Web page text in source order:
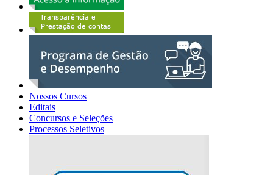
Nossos Cursos
Editais
Concursos e Seleções
Processos Seletivos